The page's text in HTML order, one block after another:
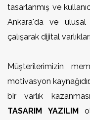
tasarlanmış ve
Ankara'da ve
çalışarak dijital
Müşterilerimizin
motivasyon
bir varlık
TASARIM YAZILIM